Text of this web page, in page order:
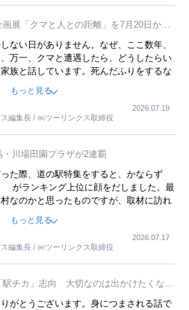
展「クマと人との距離」を7月20日から
ない日がありません。なぜ、ここ数年、
万一、クマと遭遇したら、どうしたらい
族と話しています。死んだふりをするな
せん。そんな中で、この企画展はタイム
もっと見る
編集長 / ㈱ツーリンクス取締役
2026.07.19
川場田園プラザが2連覇
た際、道の駅特集をすると、かならず
がランキング上位に顔をだしました。最
なのかと思ったものですが、取材に訪れ
ーしたら、興味深い話が次々が飛び出しま
でも思い出すことが２つあります。一つ
ランドを見学させ、サービス業、接客業
ることです。 もう一つは1800円もする
するにあたり、社内に懸念もあったそう
都内ナンバーの高級外車が停まっている
も売れると確信したそうです。今回の記
もっと見る
編集長 / ㈱ツーリンクス取締役
2026.07.17
駅チカ」志向 大切なのは出かけたくなる
がとうございます。身につまされる話で